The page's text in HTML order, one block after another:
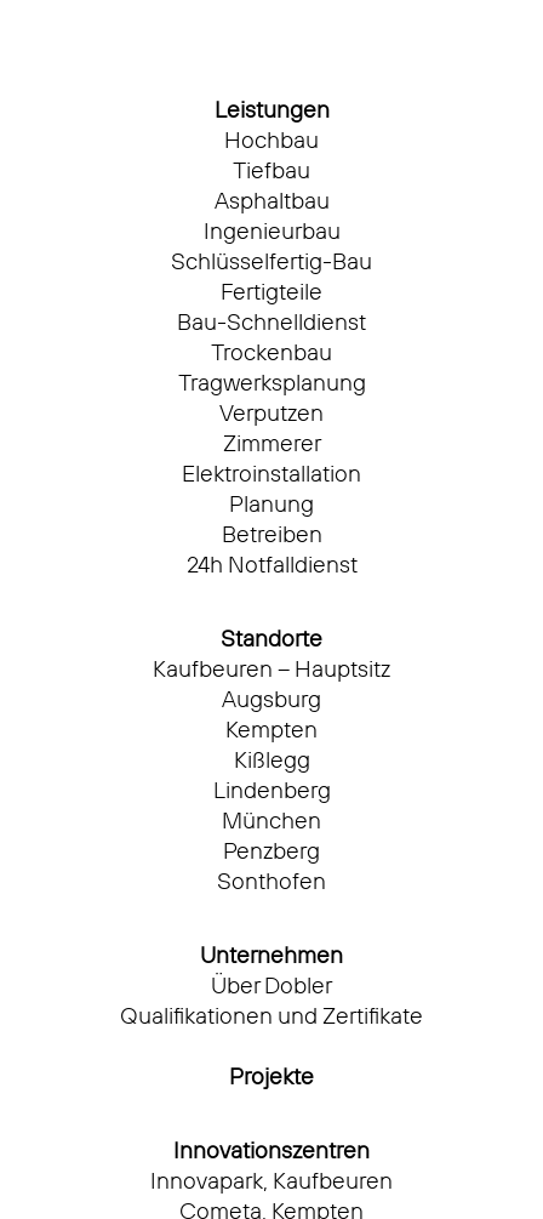
Leistungen
Hochbau
Tiefbau
Asphaltbau
Ingenieurbau
Schlüsselfertig-Bau
Fertigteile
Bau-Schnelldienst
Trockenbau
Tragwerksplanung
Verputzen
Zimmerer
Elektroinstallation
Planung
Betreiben
24h Notfalldienst
Standorte
Kaufbeuren – Hauptsitz
Augsburg
Kempten
Kißlegg
Lindenberg
München
Penzberg
Sonthofen
Unternehmen
Über Dobler
Qualifikationen und Zertifikate
Projekte
Innovationszentren
Innovapark, Kaufbeuren
Cometa, Kempten